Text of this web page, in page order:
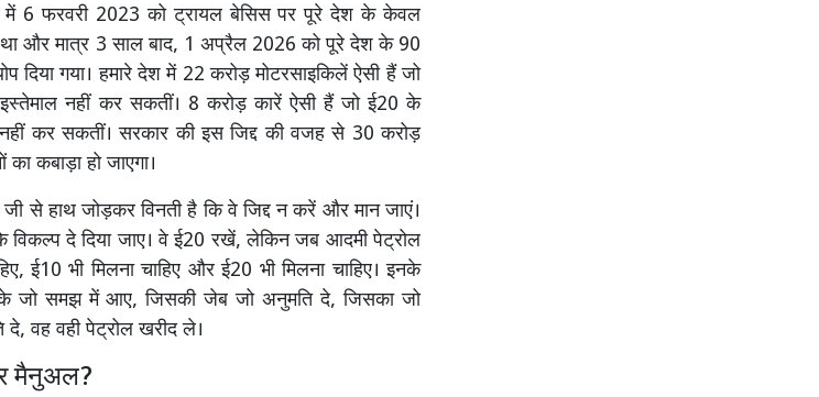
में 6 फरवरी 2023 को ट्रायल बेसिस पर पूरे देश के केवल
था और मात्र 3 साल बाद, 1 अप्रैल 2026 को पूरे देश के 90
दिया गया। हमारे देश में 22 करोड़ मोटरसाइकिलें ऐसी हैं जो
नहीं कर सकतीं। 8 करोड़ कारें ऐसी हैं जो ई20 के
कर सकतीं। सरकार की इस जिद्द की वजह से 30 करोड़
कबाड़ा हो जाएगा।
जी से हाथ जोड़कर विनती है कि वे जिद्द न करें और मान जाएं।
विकल्प दे दिया जाए। वे ई20 रखें, लेकिन जब आदमी पेट्रोल
ई10 भी मिलना चाहिए और ई20 भी मिलना चाहिए। इनके
जो समझ में आए, जिसकी जेब जो अनुमति दे, जिसका जो
दे, वह वही पेट्रोल खरीद ले।
मैनुअल?